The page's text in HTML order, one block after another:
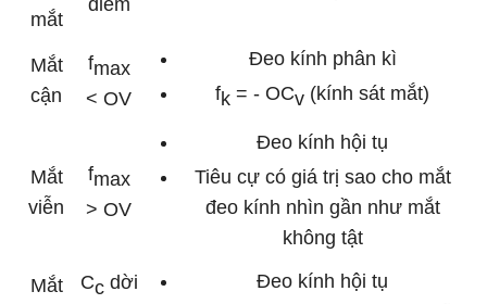
mắt
điểm
Mắt
cận
fmax
< OV
Đeo kính phân kì
fk = - OCv (kính sát mắt)
Mắt
viễn
fmax
> OV
Đeo kính hội tụ
Tiêu cự có giá trị sao cho mắt
đeo kính nhìn gần như mắt
không tật
Mắt
Ccdời
Đeo kính hội tụ